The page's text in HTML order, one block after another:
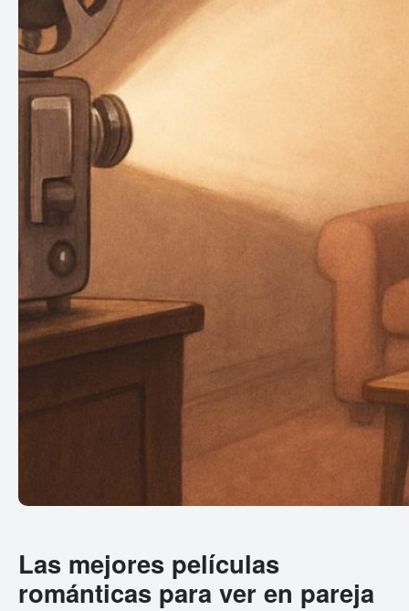
Las mejores películas
románticas para ver en pareja